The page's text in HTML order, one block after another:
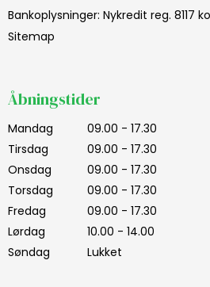
Bankoplysninger: Nykredit reg. 8117
Sitemap
Åbningstider
Mandag
09.00 - 17.30
Tirsdag
09.00 - 17.30
Onsdag
09.00 - 17.30
Torsdag
09.00 - 17.30
Fredag
09.00 - 17.30
Lørdag
10.00 - 14.00
Søndag
Lukket